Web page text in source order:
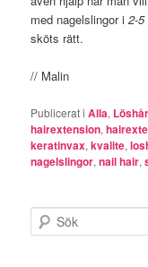
med nagelslingor i2-5
sköts rätt.
// Malin
Publicerat i Alla, Löshår
hairextension,
keratinvax,kvalite,
nagelslingor,nail hair,
Sök